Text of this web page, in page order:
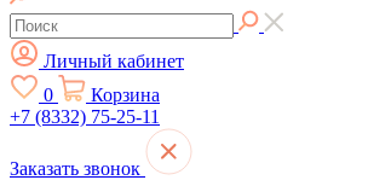
Личный кабинет
0
Корзина
+7 (8332) 75-25-11
Заказать звонок